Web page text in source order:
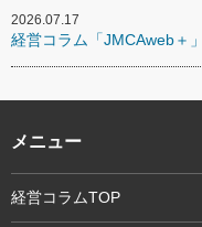
2026.07.17
経営コラム「JMCAweb＋
メニュー
経営コラムTOP